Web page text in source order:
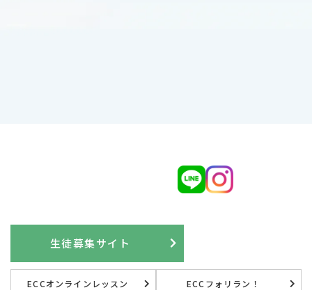
生徒募集サイト
ECCオンラインレッスン ECCフォリラン！